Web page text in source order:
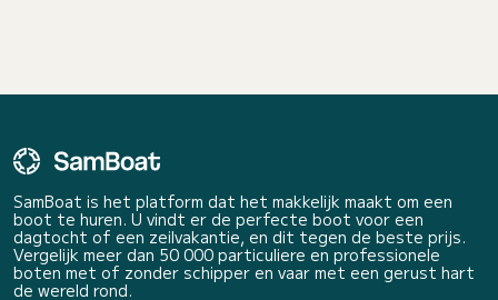
SamBoat is het platform dat het makkelijk maakt om een
boot te huren. U vindt er de perfecte boot voor een
dagtocht of een zeilvakantie, en dit tegen de beste prijs.
Vergelijk meer dan 50 000 particuliere en professionele
boten met of zonder schipper en vaar met een gerust hart
de wereld rond.